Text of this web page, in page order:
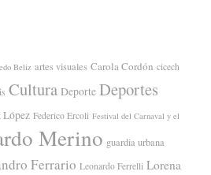
Beliz artes visuales Carola Cordón cicech
Cultura Deporte Deportes
López Federico Ercoli Festival del Carnaval y el
Merino guardia urbana
Ferrario Leonardo Ferrelli Lorena